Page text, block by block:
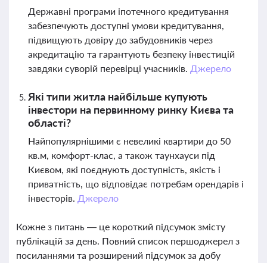
Державні програми іпотечного кредитування
забезпечують доступні умови кредитування,
підвищують довіру до забудовників через
акредитацію та гарантують безпеку інвестицій
завдяки суворій перевірці учасників. Джерело
Які типи житла найбільше купують
інвестори на первинному ринку Києва та
області?
Найпопулярнішими є невеликі квартири до 50
кв.м, комфорт-клас, а також таунхауси під
Києвом, які поєднують доступність, якість і
приватність, що відповідає потребам орендарів і
інвесторів. Джерело
Кожне з питань — це короткий підсумок змісту
публікацій за день. Повний список першоджерел з
посиланнями та розширений підсумок за добу